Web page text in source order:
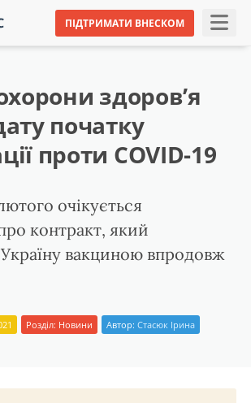
ПІДТРИМАТИ ВНЕСКОМ
здоров’я
початку
проти COVID-19
очікується
контракт, який
Україну вакциною впродовж
Розділ: Новини Автор: Стасюк Ірина